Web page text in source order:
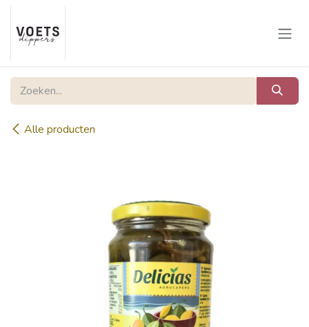
Overslaan naar inhoud
Alle producten